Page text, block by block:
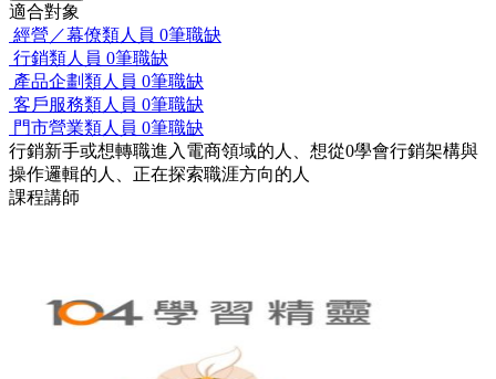
適合對象
經營／幕僚類人員 0筆職缺
行銷類人員 0筆職缺
產品企劃類人員 0筆職缺
客戶服務類人員 0筆職缺
門市營業類人員 0筆職缺
行銷新手或想轉職進入電商領域的人、想從0學會行銷架構與
操作邏輯的人、正在探索職涯方向的人
課程講師